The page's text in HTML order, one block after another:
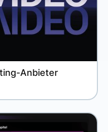
Anbieter